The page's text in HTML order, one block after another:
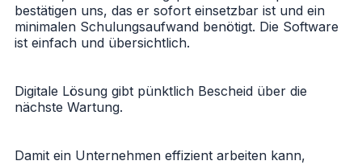
bestätigen uns, das er sofort einsetzbar ist und ein
minimalen Schulungsaufwand benötigt. Die Software
ist einfach und übersichtlich.
Digitale Lösung gibt pünktlich Bescheid über die
nächste Wartung.
Damit ein Unternehmen effizient arbeiten kann,